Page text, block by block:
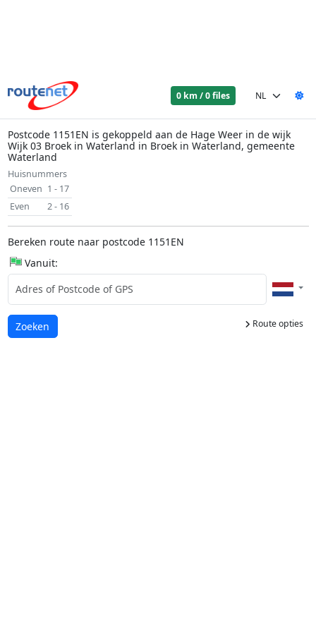
0 km / 0 files
Postcode 1151EN is gekoppeld aan de Hage Weer in de wijk
Wijk 03 Broek in Waterland in Broek in Waterland, gemeente
Waterland
Huisnummers
Oneven 1 - 17
Even
2 - 16
Bereken route naar postcode 1151EN
Vanuit:
Route opties
Laden...
Zoeken